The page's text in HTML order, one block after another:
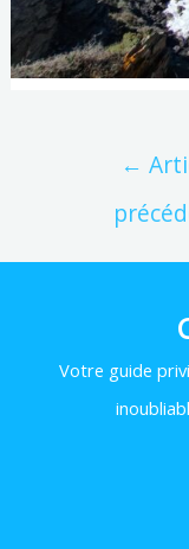
←
Votre guide